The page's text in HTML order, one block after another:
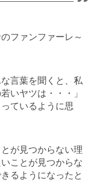
ファンファーレ～
言葉を聞くと、私
いヤツは・・・」
ているように思
が見つからない理
ことが見つからな
るようになったと